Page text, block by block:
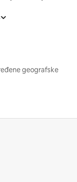
geografske